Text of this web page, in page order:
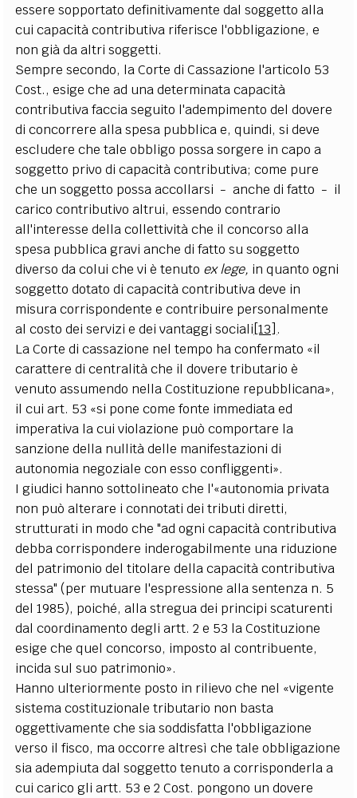
essere sopportato definitivamente dal soggetto alla
cui capacità contributiva riferisce l'obbligazione, e
non già da altri soggetti.
Sempre secondo, la Corte di Cassazione l'articolo 53
Cost., esige che ad una determinata capacità
contributiva faccia seguito l'adempimento del dovere
di concorrere alla spesa pubblica e, quindi, si deve
escludere che tale obbligo possa sorgere in capo a
soggetto privo di capacità contributiva; come pure
che un soggetto possa accollarsi - anche di fatto - il
carico contributivo altrui, essendo contrario
all'interesse della collettività che il concorso alla
spesa pubblica gravi anche di fatto su soggetto
diverso da colui che vi è tenuto ex lege, in quanto ogni
soggetto dotato di capacità contributiva deve in
misura corrispondente e contribuire personalmente
al costo dei servizi e dei vantaggi sociali[13] .
La Corte di cassazione nel tempo ha confermato «il
carattere di centralità che il dovere tributario è
venuto assumendo nella Costituzione repubblicana»,
il cui art. 53 «si pone come fonte immediata ed
imperativa la cui violazione può comportare la
sanzione della nullità delle manifestazioni di
autonomia negoziale con esso confliggenti».
I giudici hanno sottolineato che l'«autonomia privata
non può alterare i connotati dei tributi diretti,
strutturati in modo che "ad ogni capacità contributiva
debba corrispondere inderogabilmente una riduzione
del patrimonio del titolare della capacità contributiva
stessa" (per mutuare l'espressione alla sentenza n. 5
del 1985), poiché, alla stregua dei principi scaturenti
dal coordinamento degli artt. 2 e 53 la Costituzione
esige che quel concorso, imposto al contribuente,
incida sul suo patrimonio».
Hanno ulteriormente posto in rilievo che nel «vigente
sistema costituzionale tributario non basta
oggettivamente che sia soddisfatta l'obbligazione
verso il fisco, ma occorre altresì che tale obbligazione
sia adempiuta dal soggetto tenuto a corrisponderla a
cui carico gli artt. 53 e 2 Cost. pongono un dovere